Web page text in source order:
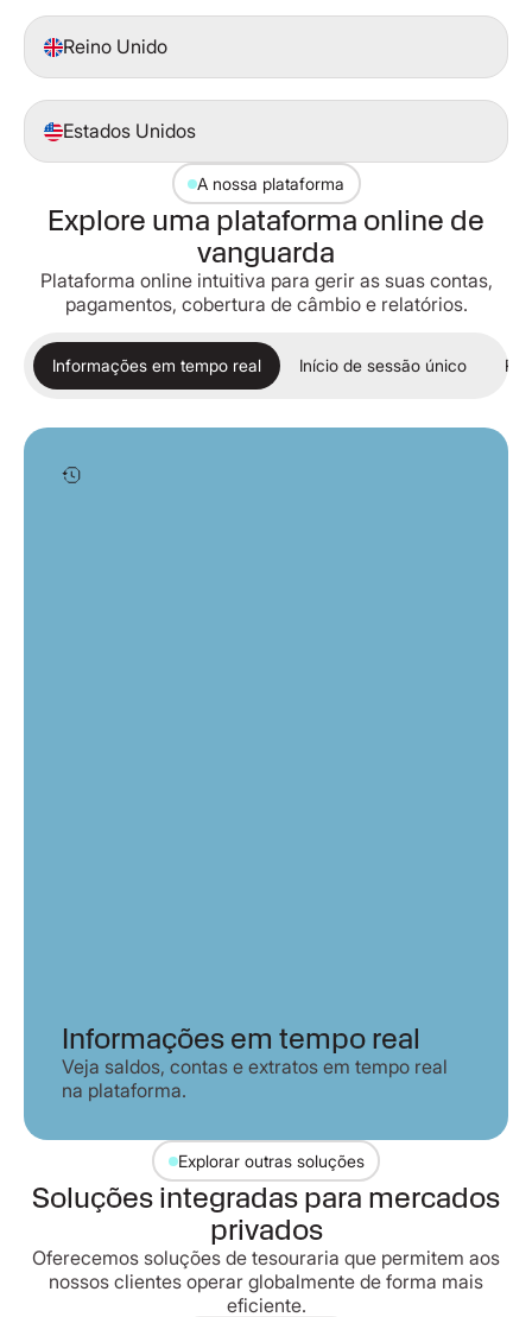
Reino Unido
Estados Unidos
A nossa plataforma
Explore uma plataforma online de
vanguarda
Plataforma online intuitiva para gerir as suas contas,
pagamentos, cobertura de câmbio e relatórios.
Informações em tempo real Início de sessão único
Informações em tempo real
Veja saldos, contas e extratos em tempo real
na plataforma.
Explorar outras soluções
Soluções integradas para mercados
privados
Oferecemos soluções de tesouraria que permitem aos
nossos clientes operar globalmente de forma mais
eficiente.